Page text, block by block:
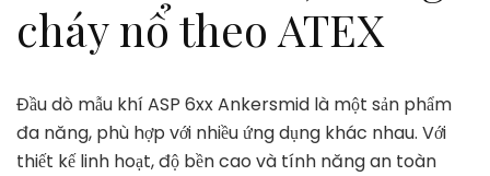
cháy nổ theo ATEX
Đầu dò mẫu khí ASP 6xx Ankersmid là một sản phẩm
đa năng, phù hợp với nhiều ứng dụng khác nhau. Với
thiết kế linh hoạt, độ bền cao và tính năng an toàn